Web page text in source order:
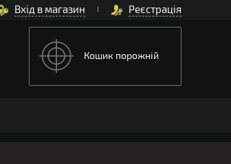
Вхід в магазин Реєстрація
Кошик порожній